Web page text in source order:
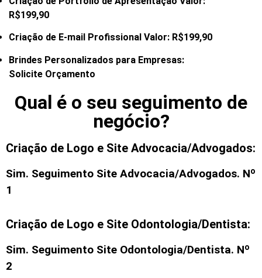
R$199,90
Criação de E-mail Profissional Valor: R$199,90
Brindes Personalizados para Empresas:
Solicite Orçamento
Qual é o seu seguimento de
negócio?
Criação de Logo e Site Advocacia/Advogados:
Sim. Seguimento Site Advocacia/Advogados. Nº
1
Criação de Logo e Site Odontologia/Dentista:
Sim. Seguimento Site Odontologia/Dentista. Nº
2